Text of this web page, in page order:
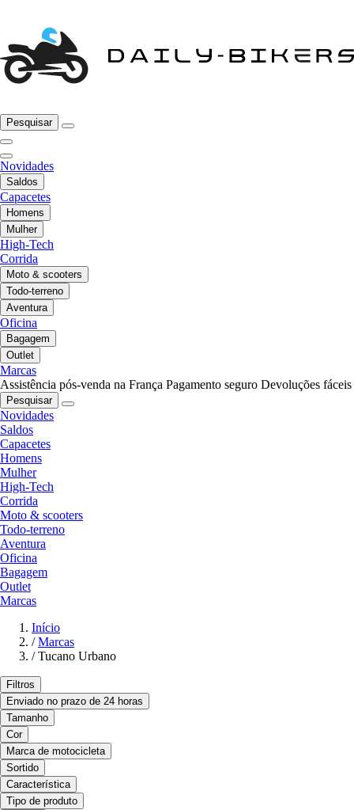
Pesquisar
Novidades
Saldos
Capacetes
Homens
Mulher
High-Tech
Corrida
Moto & scooters
Todo-terreno
Aventura
Oficina
Bagagem
Outlet
Marcas
Assistência pós-venda na França Pagamento seguro Devoluções fáceis
Pesquisar
Novidades
Saldos
Capacetes
Homens
Mulher
High-Tech
Corrida
Moto & scooters
Todo-terreno
Aventura
Oficina
Bagagem
Outlet
Marcas
Início
/ Marcas
/ Tucano Urbano
Filtros
Enviado no prazo de 24 horas
Tamanho
Cor
Marca de motocicleta
Sortido
Característica
Tipo de produto